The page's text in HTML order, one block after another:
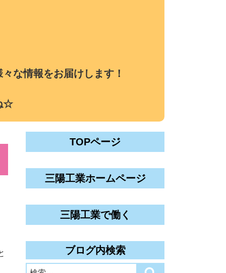
な情報をお届けします！
☆
TOPページ
三陽工業ホームページ
三陽工業で働く
ブログ内検索
検